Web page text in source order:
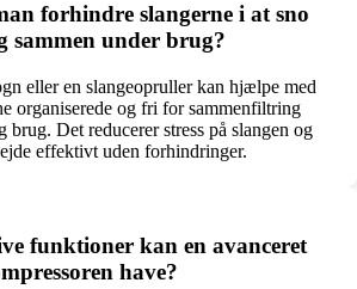
forhindre slangerne i at sno
sammen under brug?
eller en slangeopruller kan hjælpe med
organiserede og fri for sammenfiltring
brug. Det reducerer stress på slangen og
effektivt uden forhindringer.
funktioner kan en avanceret
have?